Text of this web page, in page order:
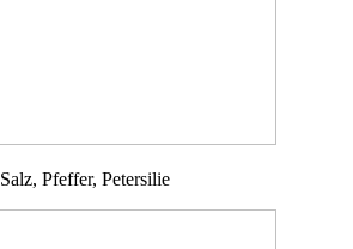
Salz, Pfeffer, Petersilie